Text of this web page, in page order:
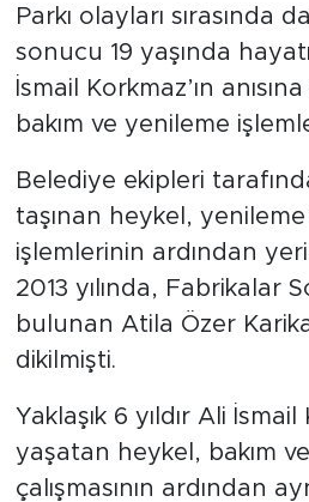
Parkı olayları sırasında
sonucu 19 yaşında
İsmail Korkmaz’ın
bakım ve yenileme
Belediye ekipleri
taşınan heykel, yenileme
işlemlerinin ardından
2013 yılında, Fabrikalar
bulunan Atila Özer
dikilmişti.
Yaklaşık 6 yıldır Ali İsmail
yaşatan heykel, bakım
çalışmasının ardından